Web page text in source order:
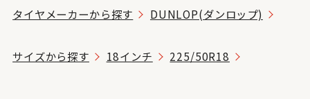
タイヤメーカーから探す DUNLOP(ダンロップ)
サイズから探す 18インチ 225/50R18